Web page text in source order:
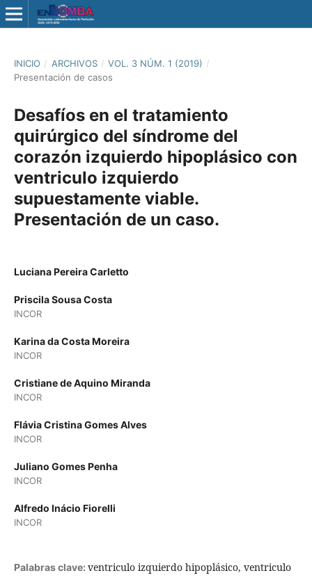
INICIO / ARCHIVOS / VOL. 3 NÚM. 1 (2019) /
Presentación de casos
Desafíos en el tratamiento
quirúrgico del síndrome del
corazón izquierdo hipoplásico con
ventriculo izquierdo
supuestamente viable.
Presentación de un caso.
Luciana Pereira Carletto
Priscila Sousa Costa
INCOR
Karina da Costa Moreira
INCOR
Cristiane de Aquino Miranda
INCOR
Flávia Cristina Gomes Alves
INCOR
Juliano Gomes Penha
INCOR
Alfredo Inácio Fiorelli
INCOR
Palabras clave: ventriculo izquierdo hipoplásico, ventriculo